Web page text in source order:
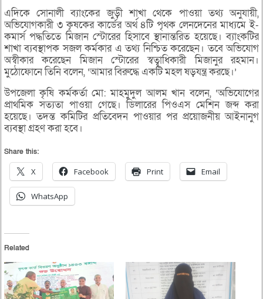
এদিকে সোনালী ব্যাংকের জুড়ী শাখা থেকে পাওয়া তথ্য অনুযায়ী,
অভিযোগকারী ৩ কৃষকের কার্ডের অর্থ ৪টি পৃথক লেনদেনের মাধ্যমে ই-
কমার্স পদ্ধতিতে মিজান স্টোরের হিসাবে স্থানান্তরিত হয়েছে। ব্যাংকটির
শাখা ব্যবস্থাপক সজল কর্মকার এ তথ্য নিশ্চিত করেছেন। তবে অভিযোগ
অস্বীকার করেছেন মিজান স্টোরের স্বত্বাধিকারী মিজানুর রহমান।
মুঠোফোনে তিনি বলেন, ‘আমার বিরুদ্ধে একটি মহল ষড়যন্ত্র করছে।’
উপজেলা কৃষি কর্মকর্তা মো: মাহমুদুল আলম খান বলেন, ‘অভিযোগের
প্রাথমিক সত্যতা পাওয়া গেছে। ডিলারের পিওএস মেশিন জব্দ করা
হয়েছে। তদন্ত কমিটির প্রতিবেদন পাওয়ার পর প্রয়োজনীয় আইনানুগ
ব্যবস্থা গ্রহণ করা হবে।
Share this:
X Facebook Print Email
WhatsApp
Related